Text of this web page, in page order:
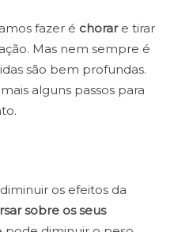
fazer é chorar e tirar
Mas nem sempre é
são bem profundas.
alguns passos para
os efeitos da
sobre os seus